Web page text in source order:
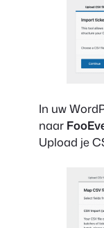
In uw
naar
Upload je